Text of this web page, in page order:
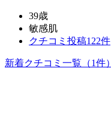
39歳
敏感肌
クチコミ投稿122件
新着クチコミ一覧 （1件）